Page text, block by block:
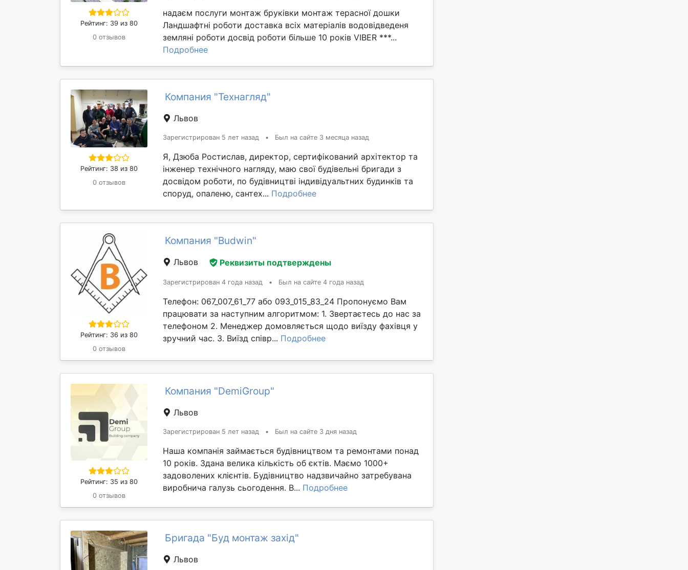
Рейтинг: 39 из 80
0 отзывов
надаєм послуги монтаж бруківки монтаж терасної дошки
Ландшафтні роботи доставка всіх матеріалів водовідведеня
земляні роботи досвід роботи більше 10 років VIBER ***...
Подробнее
Рейтинг: 38 из 80
0 отзывов
Компания "Технагляд"
Львов
Зарегистрирован 5 лет назад • Был на сайте 3 месяца назад
Я, Дзюба Ростислав, директор, сертифікований архітектор та
інженер технічного нагляду, маю свої будівельні бригади з
досвідом роботи, по будівництві індивідуальтних будинків та
споруд, опаленю, сантех... Подробнее
Рейтинг: 36 из 80
0 отзывов
Компания "Budwin"
Львов Реквизиты подтверждены
Зарегистрирован 4 года назад • Был на сайте 4 года назад
Телефон: 067_007_61_77 або 093_015_83_24 Пропонуємо Вам
працювати за наступним алгоритмом: 1. Звертаєтесь до нас за
телефоном 2. Менеджер домовляється щодо виїзду фахівця у
зручний час. 3. Виїзд співр... Подробнее
Рейтинг: 35 из 80
0 отзывов
Компания "DemiGroup"
Львов
Зарегистрирован 5 лет назад • Был на сайте 3 дня назад
Наша компанія займається будівництвом та ремонтами понад
10 років. Здана велика кількість об єктів. Маємо 1000+
задоволених клієнтів. Будівництво надзвичайно затребувана
виробнича галузь сьогодення. В... Подробнее
Бригада "Буд монтаж захід"
Львов